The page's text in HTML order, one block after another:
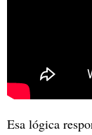
Esa lógica